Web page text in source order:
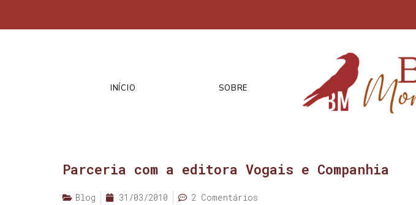
INÍCIO SOBRE
Parceria com a editora Vogais e Companhia
Blog 31/03/2010 2 Comentários